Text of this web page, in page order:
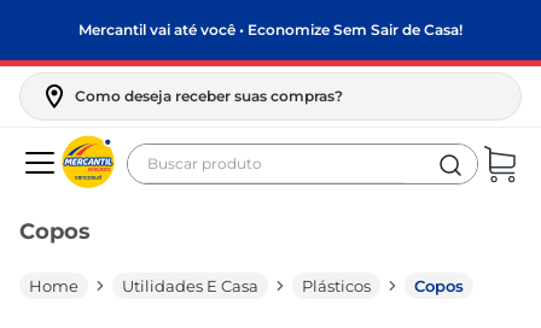
Mercantil vai até você • Economize Sem Sair de Casa!
Como deseja receber suas compras?
Buscar produto
Copos
Utilidades E Casa Plásticos Copos
Termos mais buscados
biscoito